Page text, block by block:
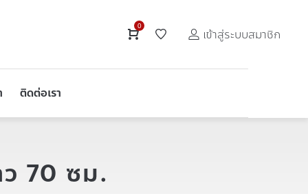
0
เข้าสู่ระบบสมาชิก
ติดต่อเรา
70 ซม.